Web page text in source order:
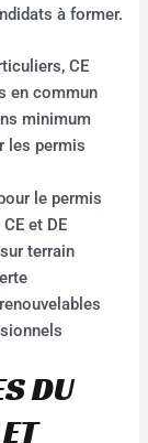
à former.
CE
en commun
minimum
les permis
le permis
et DE
terrain
DU